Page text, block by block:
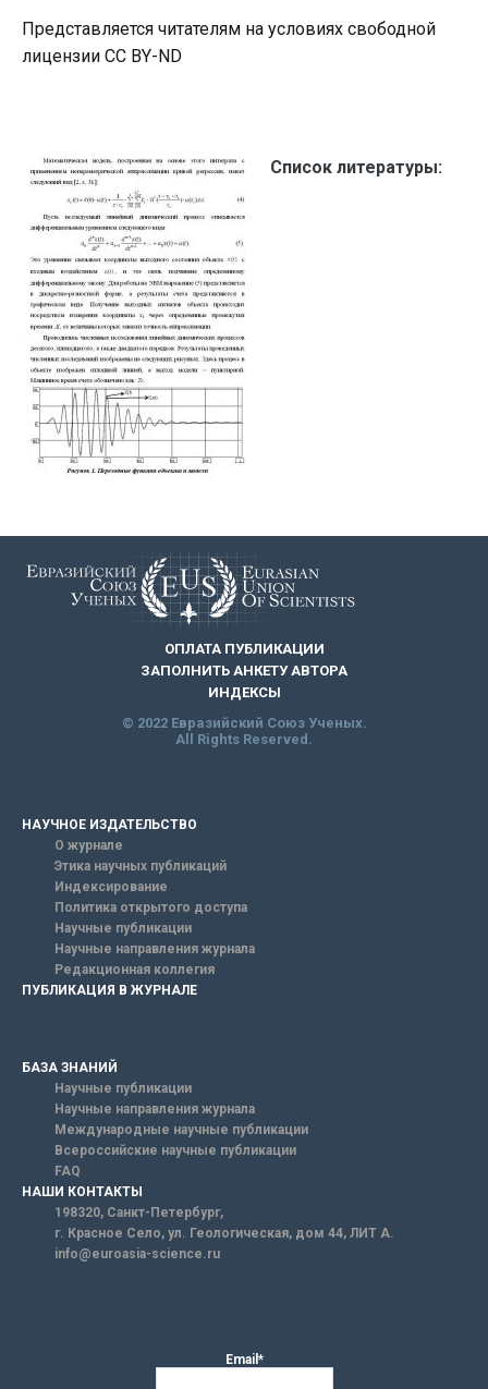
Представляется читателям на условиях свободной
лицензии CC BY-ND
Список литературы:
ОПЛАТА ПУБЛИКАЦИИ
ЗАПОЛНИТЬ АНКЕТУ АВТОРА
ИНДЕКСЫ
© 2022 Евразийский Союз Ученых.
All Rights Reserved.
НАУЧНОЕ ИЗДАТЕЛЬСТВО
О журнале
Этика научных публикаций
Индексирование
Политика открытого доступа
Научные публикации
Научные направления журнала
Редакционная коллегия
ПУБЛИКАЦИЯ В ЖУРНАЛЕ
БАЗА ЗНАНИЙ
Научные публикации
Научные направления журнала
Международные научные публикации
Всероссийские научные публикации
FAQ
НАШИ КОНТАКТЫ
198320, Санкт-Петербург,
г. Красное Село, ул. Геологическая, дом 44, ЛИТ А.
info@euroasia-science.ru
Email*